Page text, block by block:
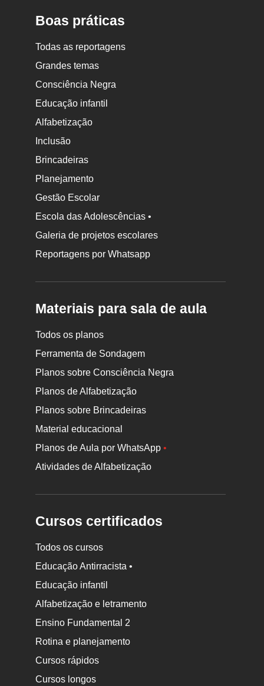
Boas práticas
Todas as reportagens
Grandes temas
Consciência Negra
Educação infantil
Alfabetização
Inclusão
Brincadeiras
Planejamento
Gestão Escolar
Escola das Adolescências •
Galeria de projetos escolares
Reportagens por Whatsapp
Materiais para sala de aula
Todos os planos
Ferramenta de Sondagem
Planos sobre Consciência Negra
Planos de Alfabetização
Planos sobre Brincadeiras
Material educacional
Planos de Aula por WhatsApp•
Atividades de Alfabetização
Cursos certificados
Todos os cursos
Educação Antirracista •
Educação infantil
Alfabetização e letramento
Ensino Fundamental 2
Rotina e planejamento
Cursos rápidos
Cursos longos